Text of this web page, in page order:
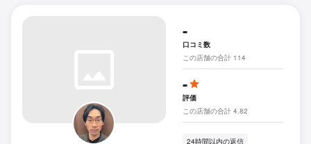
-
口コミ数
この店舗の合計 114
-
評価
この店舗の合計 4.82
24時間以内の返信